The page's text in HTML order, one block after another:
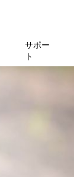
サポー
ト